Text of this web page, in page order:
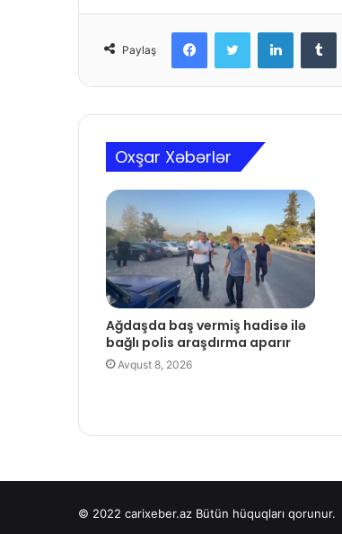
Paylaş
Oxşar Xəbərlər
Ağdaşda baş vermiş hadisə ilə
bağlı polis araşdırma aparır
Avqust 8, 2026
© 2022 carixeber.az Bütün hüquqları qorunur.